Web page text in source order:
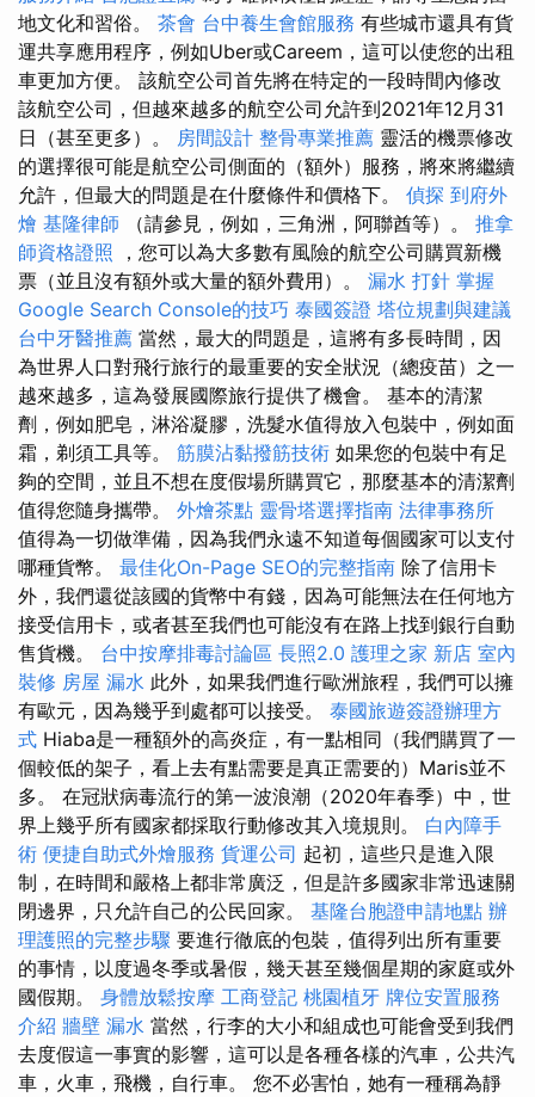
地文化和習俗。 茶會 台中養生會館服務 有些城市還具有貨
運共享應用程序，例如Uber或Careem，這可以使您的出租
車更加方便。 該航空公司首先將在特定的一段時間內修改
該航空公司，但越來越多的航空公司允許到2021年12月31
日（甚至更多）。 房間設計 整骨專業推薦 靈活的機票修改
的選擇很可能是航空公司側面的（額外）服務，將來將繼續
允許，但最大的問題是在什麼條件和價格下。 偵探 到府外
燴 基隆律師 （請參見，例如，三角洲，阿聯酋等）。 推拿
師資格證照
，您可以為大多數有風險的航空公司購買新機
票（並且沒有額外或大量的額外費用）。 漏水 打針 掌握
Google Search Console的技巧 泰國簽證 塔位規劃與建議
台中牙醫推薦 當然，最大的問題是，這將有多長時間，因
為世界人口對飛行旅行的最重要的安全狀況（總疫苗）之一
越來越多，這為發展國際旅行提供了機會。 基本的清潔
劑，例如肥皂，淋浴凝膠，洗髮水值得放入包裝中，例如面
霜，剃須工具等。 筋膜沾黏撥筋技術 如果您的包裝中有足
夠的空間，並且不想在度假場所購買它，那麼基本的清潔劑
值得您隨身攜帶。 外燴茶點 靈骨塔選擇指南 法律事務所
值得為一切做準備，因為我們永遠不知道每個國家可以支付
哪種貨幣。 最佳化On-Page SEO的完整指南 除了信用卡
外，我們還從該國的貨幣中有錢，因為可能無法在任何地方
接受信用卡，或者甚至我們也可能沒有在路上找到銀行自動
售貨機。 台中按摩排毒討論區 長照2.0 護理之家 新店 室內
裝修 房屋 漏水 此外，如果我們進行歐洲旅程，我們可以擁
有歐元，因為幾乎到處都可以接受。 泰國旅遊簽證辦理方
式 Hiaba是一種額外的高炎症，有一點相同（我們購買了一
個較低的架子，看上去有點需要是真正需要的）Maris並不
多。 在冠狀病毒流行的第一波浪潮（2020年春季）中，世
界上幾乎所有國家都採取行動修改其入境規則。 白內障手
術 便捷自助式外燴服務 貨運公司 起初，這些只是進入限
制，在時間和嚴格上都非常廣泛，但是許多國家非常迅速關
閉邊界，只允許自己的公民回家。 基隆台胞證申請地點 辦
理護照的完整步驟 要進行徹底的包裝，值得列出所有重要
的事情，以度過冬季或暑假，幾天甚至幾個星期的家庭或外
國假期。 身體放鬆按摩 工商登記 桃園植牙 牌位安置服務
介紹 牆壁 漏水 當然，行李的大小和組成也可能會受到我們
去度假這一事實的影響，這可以是各種各樣的汽車，公共汽
車，火車，飛機，自行車。 您不必害怕，她有一種稱為靜